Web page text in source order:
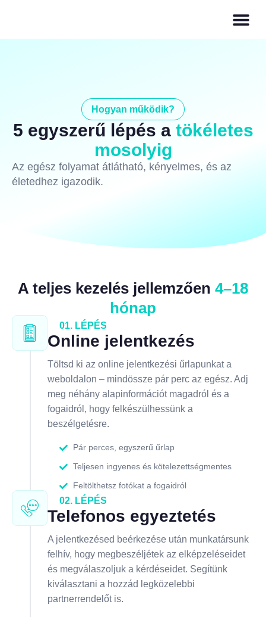
Hogyan működik?
5 egyszerű lépés a tökéletes
mosolyig
Az egész folyamat átlátható, kényelmes, és az
életedhez igazodik.
A teljes kezelés jellemzően 4–18
hónap
01. LÉPÉS
Online jelentkezés
Töltsd ki az online jelentkezési űrlapunkat a
weboldalon – mindössze pár perc az egész. Adj
meg néhány alapinformációt magadról és a
fogaidról, hogy felkészülhessünk a
beszélgetésre.
Pár perces, egyszerű űrlap
Teljesen ingyenes és kötelezettségmentes
Feltölthetsz fotókat a fogaidról
02. LÉPÉS
Telefonos egyeztetés
A jelentkezésed beérkezése után munkatársunk
felhív, hogy megbeszéljétek az elképzeléseidet
és megválaszoljuk a kérdéseidet. Segítünk
kiválasztani a hozzád legközelebbi
partnerrendelőt is.